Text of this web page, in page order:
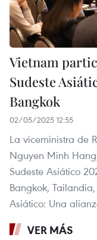
Vietnam
Sudeste
Bangkok
02/05/2025 12:55
La viceministra de
Nguyen Minh
Sudeste Asiático
Bangkok,
Asiático: Una
VER MÁS